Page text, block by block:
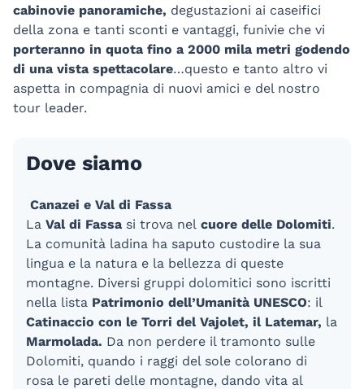
cabinovie panoramiche, degustazioni ai caseifici
della zona e tanti sconti e vantaggi, funivie che vi
porteranno in quota fino a 2000 mila metri godendo
di una vista spettacolare…questo e tanto altro vi
aspetta in compagnia di nuovi amici e del nostro
tour leader.
Dove siamo
Canazei e Val di Fassa
La Val di Fassa si trova nel cuore delle Dolomiti.
La comunità ladina ha saputo custodire la sua
lingua e la natura e la bellezza di queste
montagne. Diversi gruppi dolomitici sono iscritti
nella lista Patrimonio dell’Umanità UNESCO: il
Catinaccio con le Torri del Vajolet, il Latemar, la
Marmolada. Da non perdere il tramonto sulle
Dolomiti, quando i raggi del sole colorano di
rosa le pareti delle montagne, dando vita al